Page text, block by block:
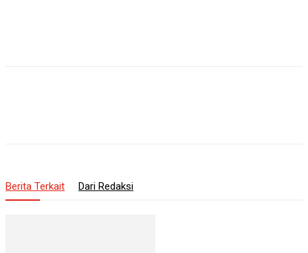
Berita Terkait Dari Redaksi